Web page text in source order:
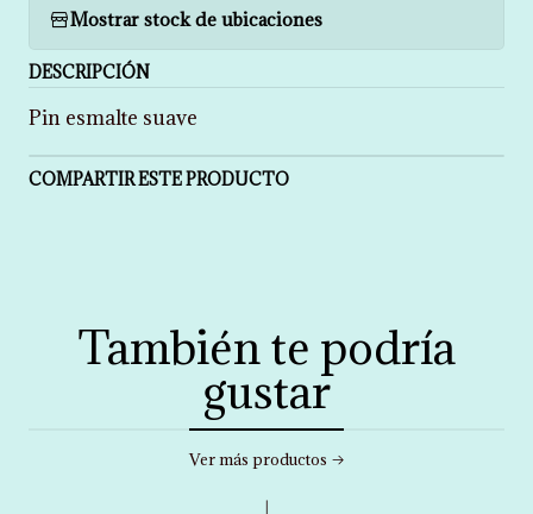
Mostrar stock de ubicaciones
DESCRIPCIÓN
Pin esmalte suave
COMPARTIR ESTE PRODUCTO
También te podría
gustar
Ver más productos